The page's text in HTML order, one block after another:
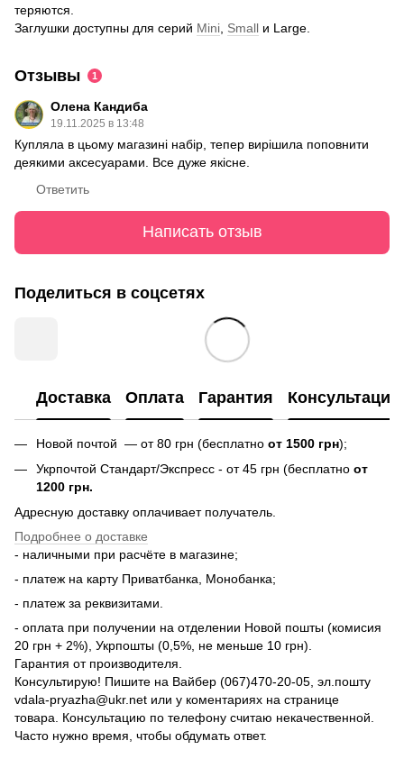
теряются.
Заглушки доступны для серий Mini Small и Large.
Отзывы 1
Олена Кандиба
19.11.2025 в 13:48
Купляла в цьому магазині набір, тепер вирішила поповнити
деякими аксесуарами. Все дуже якісне.
Ответить
Написать отзыв
Поделиться в соцсетях
Доставка Оплата Гарантия Консультация
Новой почтой — от 80 грн (бесплатно от 1500 грн);
Укрпочтой Стандарт/Экспресс - от 45 грн (бесплатно от
1200 грн.
Адресную доставку оплачивает получатель.
Подробнее о доставке
- наличными при расчёте в магазине;
- платеж на карту Приватбанка, Монобанка;
- платеж за реквизитами.
- оплата при получении на отделении Новой пошты (комисия
20 грн + 2%), Укрпошты (0,5%, не меньше 10 грн).
Гарантия от производителя.
Консультирую! Пишите на Вайбер (067)470-20-05, эл.пошту
vdala-pryazha@ukr.net или у коментариях на странице
товара. Консультацию по телефону считаю некачественной.
Часто нужно время, чтобы обдумать ответ.